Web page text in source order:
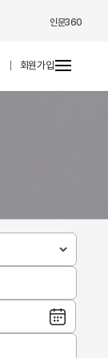
인문360
회원가입